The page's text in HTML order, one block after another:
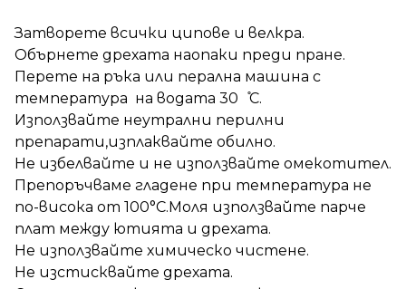
Затворете всички ципове и велкра.
Обърнете дрехата наопаки преди пране.
Перете на ръка или перална машина с
температура на водата 30 ̊С.
Използвайте неутрални перилни
препарати,изплаквайте обилно.
Не избелвайте и не използвайте омекотител.
Препоръчваме гладене при температура не
по-висока от 100°C.Моля използвайте парче
плат между ютията и дрехата.
Не използвайте химическо чистене.
Не изстисквайте дрехата.